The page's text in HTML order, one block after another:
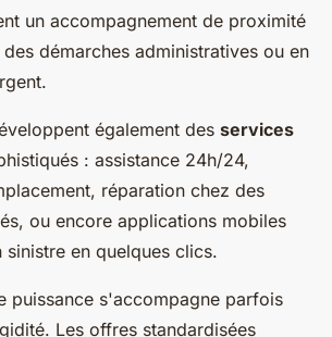
un accompagnement de proximité
démarches administratives ou en
également des services
: assistance 24h/24,
réparation chez des
ou encore applications mobiles
en quelques clics.
puissance s'accompagne parfois
Les offres standardisées